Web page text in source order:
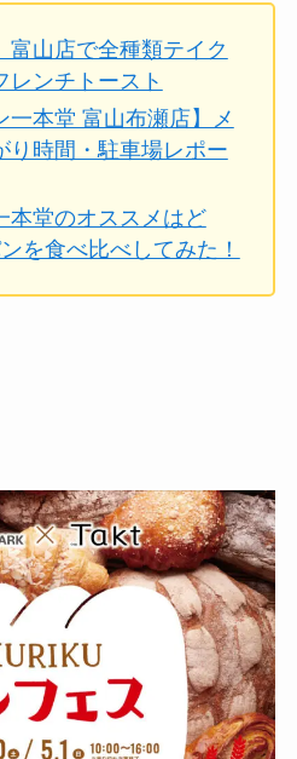
富山店で全種類テイク
レンチトースト
一本堂 富山布瀬店】メ
り時間・駐車場レポー
本堂のオススメはど
を食べ比べしてみた！